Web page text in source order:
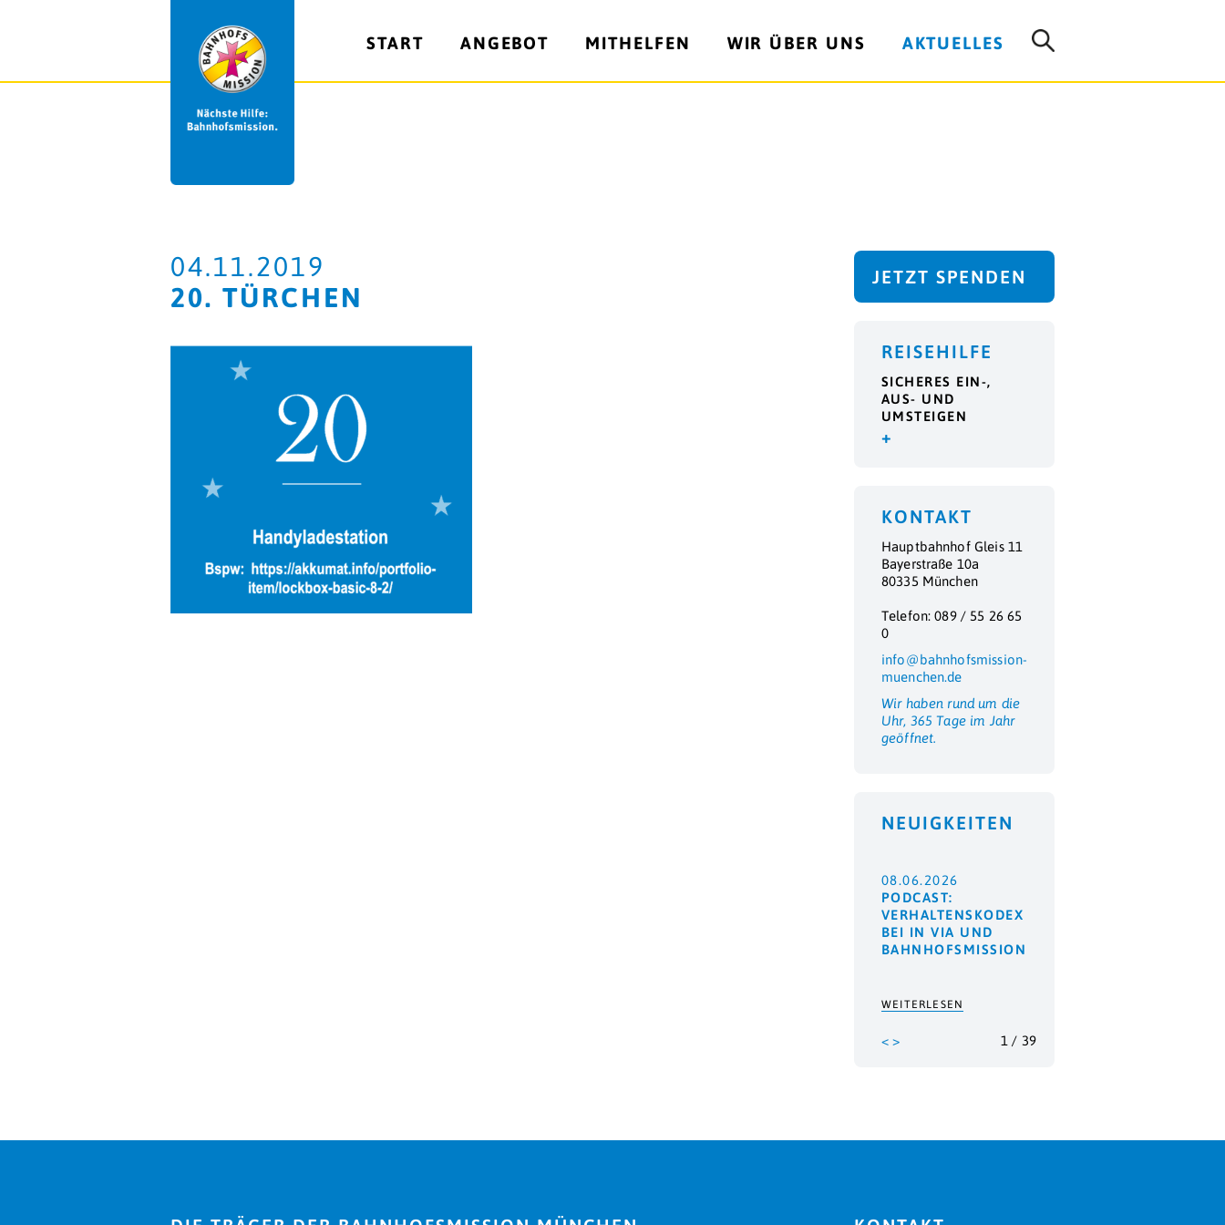
START ANGEBOT MITHELFEN WIR ÜBER UNS AKTUELLES
04.11.2019
20. TÜRCHEN
JETZT SPENDEN
REISEHILFE
SICHERES EIN-,
AUS- UND
UMSTEIGEN
+
KONTAKT
Hauptbahnhof Gleis 11
Bayerstraße 10a
80335 München
Telefon: 089 / 55 26 65
0
info@bahnhofsmission-
muenchen.de
Wir haben rund um die
Uhr, 365 Tage im Jahr
geöffnet.
NEUIGKEITEN
08.06.2026
PODCAST:
VERHALTENSKODEX
BEI IN VIA UND
BAHNHOFSMISSION
WEITERLESEN
<> 1 / 39